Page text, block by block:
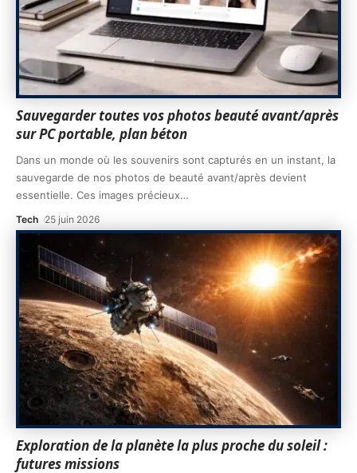
Sauvegarder toutes vos photos beauté avant/après
sur PC portable, plan béton
Dans un monde où les souvenirs sont capturés en un instant, la
sauvegarde de nos photos de beauté avant/après devient
essentielle. Ces images précieux…
Tech 25 juin 2026
Exploration de la planète la plus proche du soleil :
futures missions